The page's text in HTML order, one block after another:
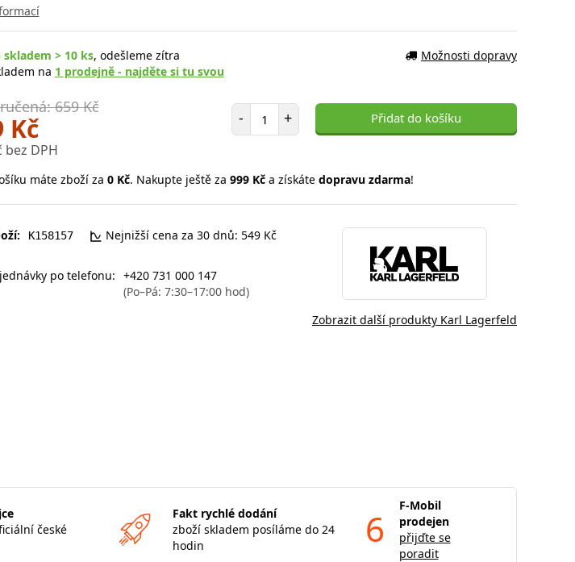
skladem > 10 ks, odešleme zítra
na 1 prodejně - najděte si tu svou
Možnosti dopravy
659 Kč
Kč
bez DPH
- Počet položek
+ Přidat do košíku
máte zboží za 0 Kč. Nakupte ještě za 999 Kča získáte dopravu zdarma!
K158157 Nejnižší cena za 30 dnů: 549 Kč
po telefonu: +420 731 000 147
(Po–Pá: 7:30–17:00 hod)
Zobrazit další produkty Karl Lagerfeld
české
Fakt rychlé dodání
zboží skladem posíláme do 24
hodin
6
F-Mobil
prodejen
přijďte se
poradit